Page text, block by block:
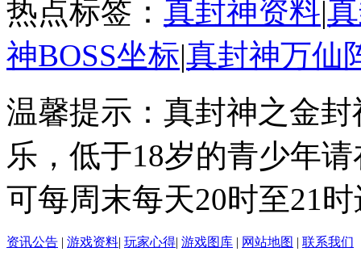
热点标签： 真封神资料|
神BOSS坐标|真封神万仙
温馨提示：真封神之金
乐，低于18岁的青少年
可每周末每天20时至21
资讯公告 | 游戏资料| 玩家心得| 游戏图库 | 网站地图 | 联系我们